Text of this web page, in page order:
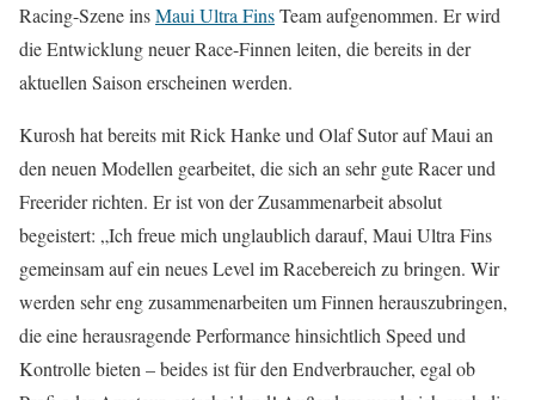
Racing-Szene insMaui Ultra FinsTeam aufgenommen. Er wird
die Entwicklung neuer Race-Finnen leiten, die bereits in der
aktuellen Saison erscheinen werden.
Kurosh hat bereits mit Rick Hanke und Olaf Sutor auf Maui an
den neuen Modellen gearbeitet, die sich an sehr gute Racer und
Freerider richten. Er ist von der Zusammenarbeit absolut
begeistert: „Ich freue mich unglaublich darauf, Maui Ultra Fins
gemeinsam auf ein neues Level im Racebereich zu bringen. Wir
werden sehr eng zusammenarbeiten um Finnen herauszubringen,
die eine herausragende Performance hinsichtlich Speed und
Kontrolle bieten – beides ist für den Endverbraucher, egal ob